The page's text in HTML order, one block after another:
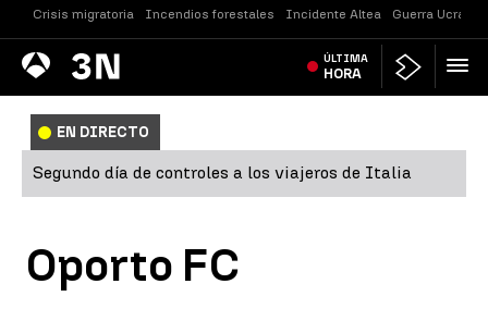
Crisis migratoria Incendios forestales Incidente Altea Guerra Ucrania
Antena
3 Noticias ÚLTIMA
HORA
EN DIRECTO
Segundo día de controles a los viajeros de Italia
Oporto FC